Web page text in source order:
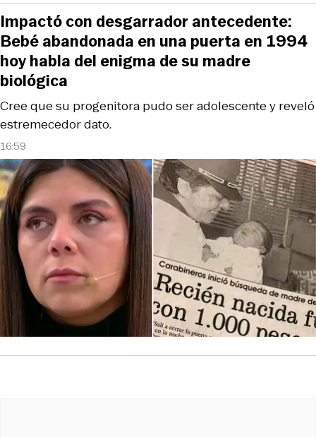
16:59
Cree que su progenitora pudo ser adolescente y reveló
estremecedor dato.
Impactó con desgarrador antecedente:
Bebé abandonada en una puerta en 1994
hoy habla del enigma de su madre
biológica